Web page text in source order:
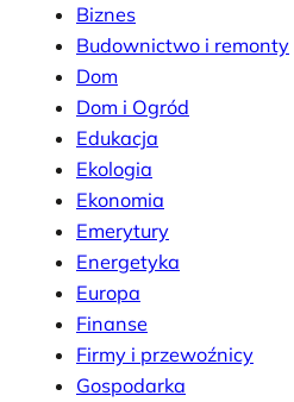
Biznes
Budownictwo i remonty
Dom
Dom i Ogród
Edukacja
Ekologia
Ekonomia
Emerytury
Energetyka
Europa
Finanse
Firmy i przewoźnicy
Gospodarka